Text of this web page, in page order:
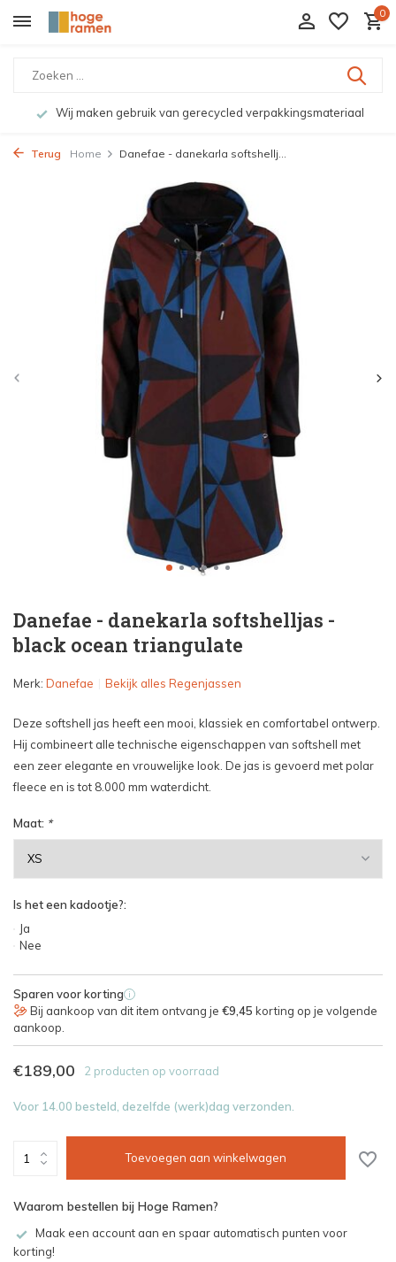
0
Wij maken gebruik van gerecycled verpakkingsmateriaal
Terug Home Danefae - danekarla softshellj...
Danefae - danekarla softshelljas -
black ocean triangulate
Merk: Danefae Bekijk alles Regenjassen
Deze softshell jas heeft een mooi, klassiek en comfortabel ontwerp.
Hij combineert alle technische eigenschappen van softshell met
een zeer elegante en vrouwelijke look. De jas is gevoerd met polar
fleece en is tot 8.000 mm waterdicht.
Maat: *
Is het een kadootje?:
Ja
Nee
Sparen voor korting i
Bij aankoop van dit item ontvang je €9,45 korting op je volgende
aankoop.
€189,00 2 producten op voorraad
Voor 14.00 besteld, dezelfde (werk)dag verzonden.
Toevoegen aan winkelwagen
Waarom bestellen bij Hoge Ramen?
Maak een account aan en spaar automatisch punten voor
korting!